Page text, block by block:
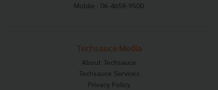
Mobile : 06-4658-9500
Techsauce Media
About Techsauce
Techsauce Services
Privacy Policy